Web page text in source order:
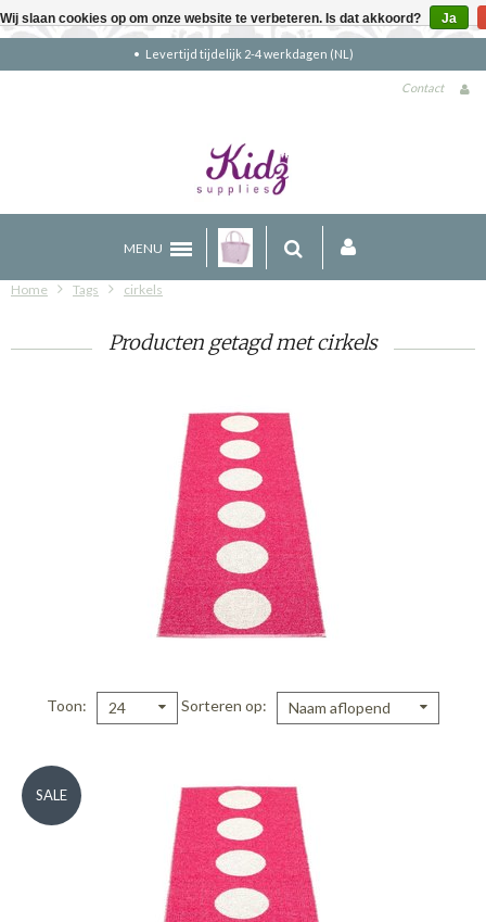
Levertijd tijdelijk 2-4 werkdagen (NL)
Contact
MENU
Home Tags cirkels
Producten getagd met cirkels
Toon 24 Sorteren op Naam aflopend
SALE
Wij slaan cookies op om onze website te verbeteren. Is dat akkoord? Ja